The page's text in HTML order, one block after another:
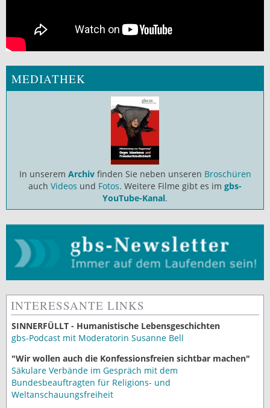
MEDIATHEK
In unserem Archiv finden Sie neben unseren Broschüren
auch Videos und Fotos. Weitere Filme gibt es im gbs-
YouTube-Kanal.
INTERESSANTE LINKS
SINNERFÜLLT - Humanistische Lebensgeschichten
gbs-Podcast mit Moderatorin Susanne Bell
"Wir wollen auch die Konfessionsfreien sichtbar machen"
Säkulare Verbände im Gespräch mit dem
Bundesbeauftragten für Religions- und
Weltanschauungsfreiheit